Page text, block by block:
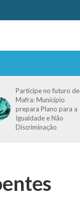
Participe no futuro de
Mafra: Município
prepara Plano para a
Igualdade e Não
Discriminação